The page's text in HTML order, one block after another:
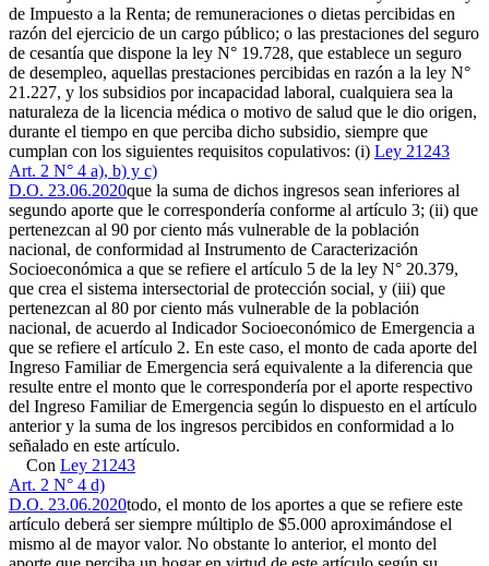
de Impuesto a la Renta; de remuneraciones o dietas percibidas en
razón del ejercicio de un cargo público; o las prestaciones del seguro
de cesantía que dispone la ley N° 19.728, que establece un seguro
de desempleo, aquellas prestaciones percibidas en razón a la ley N°
21.227, y los subsidios por incapacidad laboral, cualquiera sea la
naturaleza de la licencia médica o motivo de salud que le dio origen,
durante el tiempo en que perciba dicho subsidio, siempre que
cumplan con los siguientes requisitos copulativos: (i) Ley 21243
Art. 2 N° 4 a), b) y c)
D.O. 23.06.2020que la suma de dichos ingresos sean inferiores al
segundo aporte que le correspondería conforme al artículo 3; (ii) que
pertenezcan al 90 por ciento más vulnerable de la población
nacional, de conformidad al Instrumento de Caracterización
Socioeconómica a que se refiere el artículo 5 de la ley N° 20.379,
que crea el sistema intersectorial de protección social, y (iii) que
pertenezcan al 80 por ciento más vulnerable de la población
nacional, de acuerdo al Indicador Socioeconómico de Emergencia a
que se refiere el artículo 2. En este caso, el monto de cada aporte del
Ingreso Familiar de Emergencia será equivalente a la diferencia que
resulte entre el monto que le correspondería por el aporte respectivo
del Ingreso Familiar de Emergencia según lo dispuesto en el artículo
anterior y la suma de los ingresos percibidos en conformidad a lo
señalado en este artículo.
Con Ley 21243
Art. 2 N° 4 d)
D.O. 23.06.2020todo, el monto de los aportes a que se refiere este
artículo deberá ser siempre múltiplo de $5.000 aproximándose el
mismo al de mayor valor. No obstante lo anterior, el monto del